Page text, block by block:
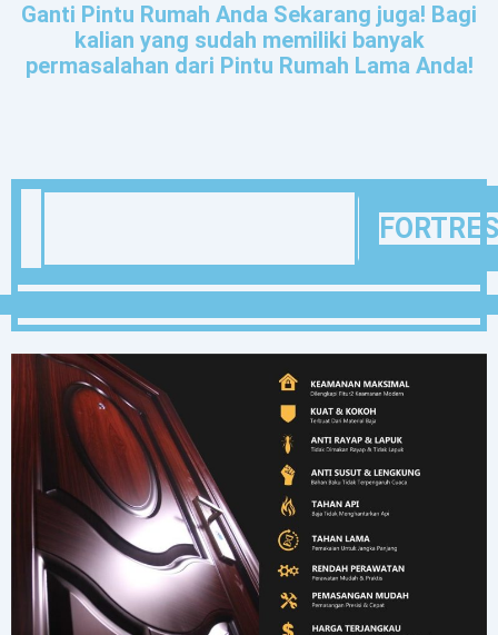
Ganti Pintu Rumah Anda Sekarang juga! Bagi
kalian yang sudah memiliki banyak
permasalahan dari Pintu Rumah Lama Anda!